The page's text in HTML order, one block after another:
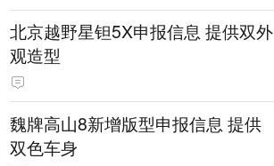
北京越野星钽5X申报信息 提供双外
观造型
魏牌高山8新增版型申报信息 提供
双色车身